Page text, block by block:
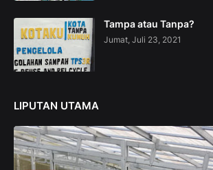
n
—
U
p
t
0
%
O
f
f
Tampa atau Tanpa?
Jumat, Juli 23, 2021
LIPUTAN UTAMA